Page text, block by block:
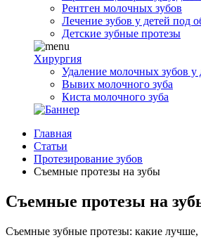
Рентген молочных зубов
Лечение зубов у детей под
Детские зубные протезы
Хирургия
Удаление молочных зубов у
Вывих молочного зуба
Киста молочного зуба
Главная
Статьи
Протезирование зубов
Съемные протезы на зубы
Съемные протезы на
Съемные зубные протезы: какие